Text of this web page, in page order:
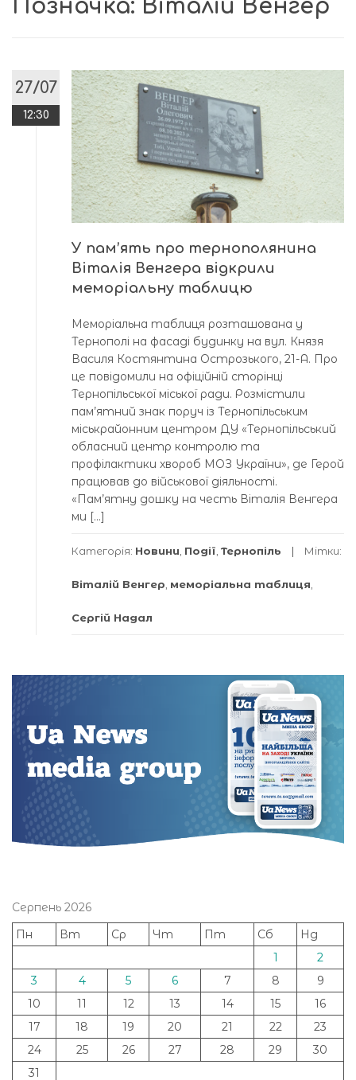
Позначка: Віталій Венгер
27/07
12:30
У пам’ять про тернополянина
Віталія Венгера відкрили
меморіальну таблицю
Меморіальна таблиця розташована у
Тернополі на фасаді будинку на вул. Князя
Василя Костянтина Острозького, 21-А. Про
це повідомили на офіційній сторінці
Тернопільської міської ради. Розмістили
пам’ятний знак поруч із Тернопільським
міськрайонним центром ДУ «Тернопільський
обласний центр контролю та
профілактики хвороб МОЗ України», де Герой
працював до військової діяльності.
«Пам’ятну дошку на честь Віталія Венгера
ми […]
Категорія: Новини Події Тернопіль Мітки:
Віталій Венгер меморіальна таблиця
Сергій Надал
Серпень 2026
Пн
Вт Ср Чт Пт Сб
Нд
1
2
3
4 5 6 7 8
9
10
11 12 13 14 15
16
17
18 19 20 21 22
23
24
25 26 27 28 29
30
31